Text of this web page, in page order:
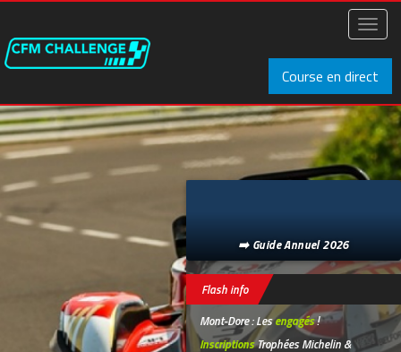
Aller
principal
Course en direct
➡️ Guide Annuel 2026
Flash info
Mont-Dore : Lesengagés!
InscriptionsTrophées Michelin &